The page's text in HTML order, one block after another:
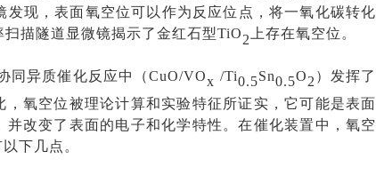
发现，表面氧空位可以作为反应位点，将一氧化碳转化
描隧道显微镜揭示了金红石型TiO2上存在氧空位。
同异质催化反应中（CuO/VOx /Ti0.5Sn0.5O2）发挥了
，氧空位被理论计算和实验特征所证实，它可能是表面
改变了表面的电子和化学特性。在催化装置中，氧空
下几点。